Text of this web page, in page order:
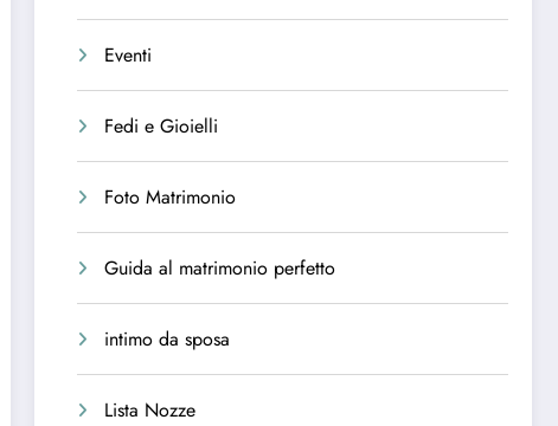
Eventi
Fedi e Gioielli
Foto Matrimonio
Guida al matrimonio perfetto
intimo da sposa
Lista Nozze